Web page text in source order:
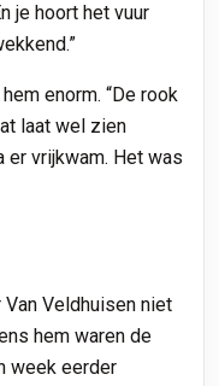
je hoort het vuur
enorm. “De rook
laat wel zien
er vrijkwam. Het was
Veldhuisen niet
hem waren de
week eerder